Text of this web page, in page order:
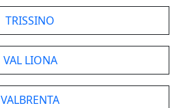
TRISSINO
VAL LIONA
VALBRENTA